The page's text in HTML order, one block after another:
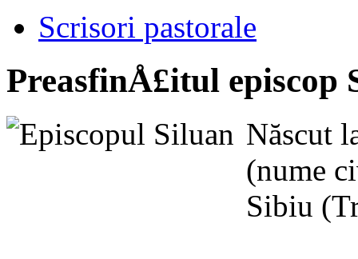
Scrisori pastorale
PreasfinÅ£itul episcop
Născut
(nume
Sibiu